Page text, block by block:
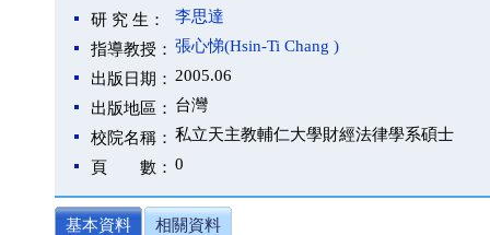
研 究 生：
李思達
指導教授： 張心悌(Hsin-Ti Chang )
出版日期： 2005.06
出版地區： 台灣
校院名稱： 私立天主教輔仁大學財經法律學系碩士
頁 數： 0
基本資料 相關資料